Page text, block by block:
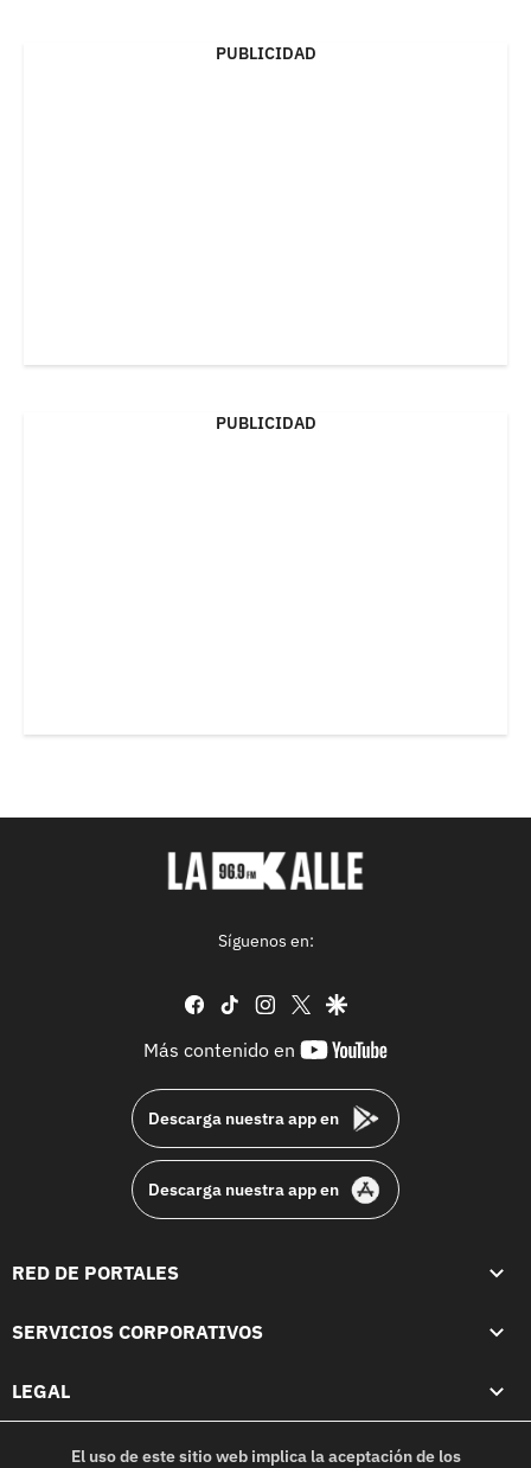
PUBLICIDAD
PUBLICIDAD
Síguenos en:
facebook
tiktok instagram
twittergoogle
Más contenido en
youtube-
Descarga nuestra app en
Descarga nuestra app en
RED DE PORTALES
SERVICIOS CORPORATIVOS
LEGAL
El uso de este sitio web implica la aceptación de los